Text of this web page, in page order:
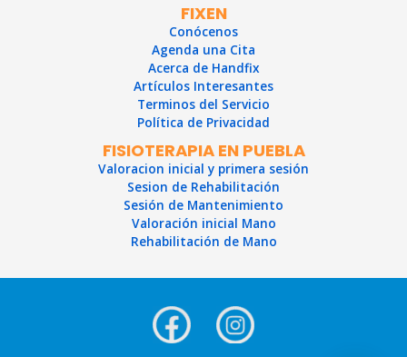
FIXEN
Conócenos
Agenda una Cita
Acerca de Handfix
Artículos Interesantes
Terminos del Servicio
Política de Privacidad
FISIOTERAPIA EN PUEBLA
Valoracion inicial y primera sesión
Sesion de Rehabilitación
Sesión de Mantenimiento
Valoración inicial Mano
Rehabilitación de Mano